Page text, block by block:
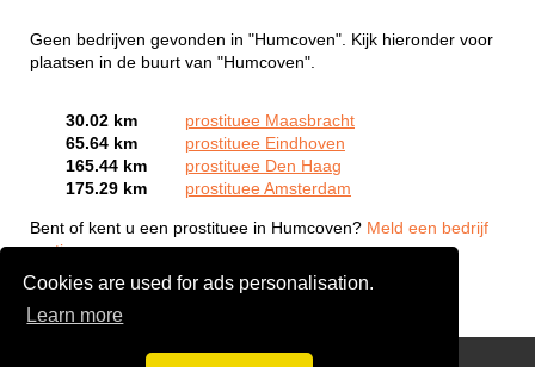
Cookies are used for ads personalisation.
Learn more
Geen bedrijven gevonden in "Humcoven". Kijk hieronder voor
plaatsen in de buurt van "Humcoven".
30.02 km
prostituee Maasbracht
65.64 km
prostituee Eindhoven
165.44 km
prostituee Den Haag
175.29 km
prostituee Amsterdam
Bent of kent u een prostituee in Humcoven? Meld een bedrijf
gratis aan